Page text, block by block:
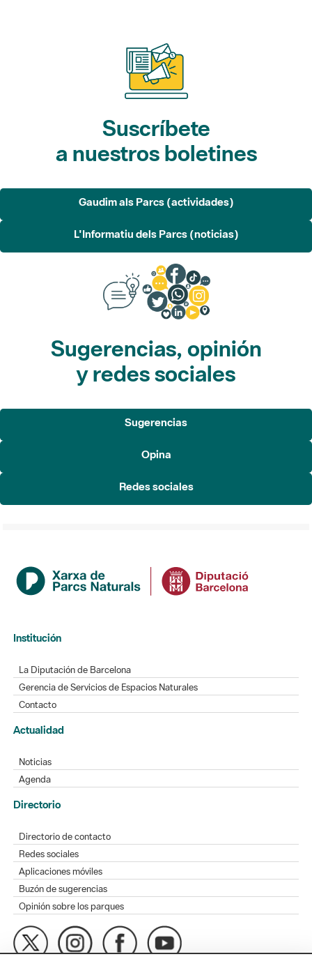
Suscríbete
a nuestros boletines
Gaudim als Parcs (actividades)
L'Informatiu dels Parcs (noticias)
Sugerencias, opinión
y redes sociales
Sugerencias
Opina
Redes sociales
Institución
La Diputación de Barcelona
Gerencia de Servicios de Espacios Naturales
Contacto
Actualidad
Noticias
Agenda
Directorio
Directorio de contacto
Redes sociales
Aplicaciones móviles
Buzón de sugerencias
Opinión sobre los parques